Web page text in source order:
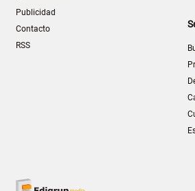
Publicidad
Contacto
RSS